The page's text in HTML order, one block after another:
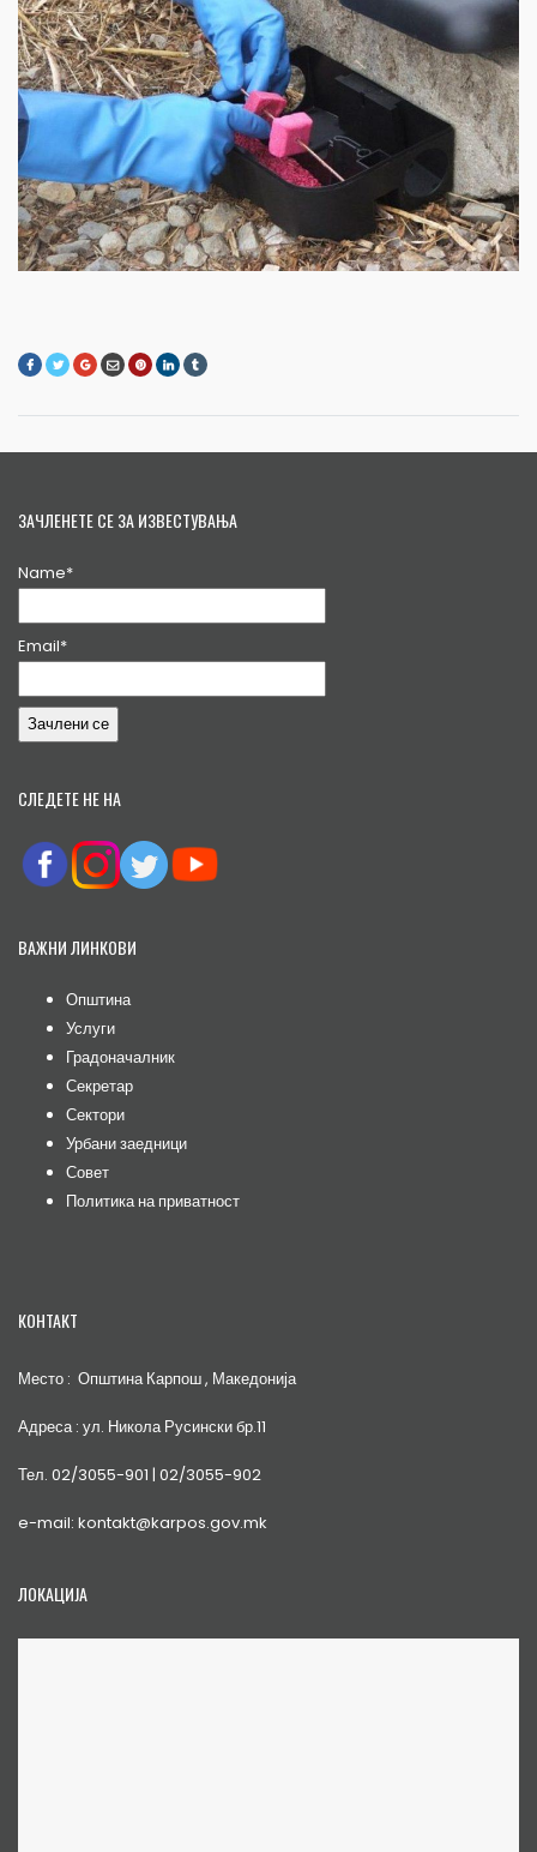
ЗАЧЛЕНЕТЕ СЕ ЗА ИЗВЕСТУВАЊА
Name*
Email*
СЛЕДЕТЕ НЕ НА
ВАЖНИ ЛИНКОВИ
Општина
Услуги
Градоначалник
Секретар
Сектори
Урбани заедници
Совет
Политика на приватност
КОНТАКТ
Место : Општина Карпош , Македонија
Адреса : ул. Никола Русински бр.11
Тел. 02/3055-901 | 02/3055-902
e-mail: kontakt@karpos.gov.mk
ЛОКАЦИЈА